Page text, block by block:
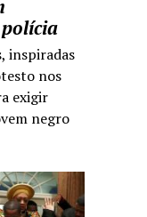
inspiradas
nos
exigir
negro